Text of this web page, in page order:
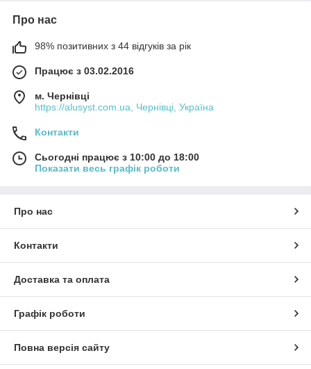
Про нас
98% позитивних з 44 відгуків за рік
Працює з 03.02.2016
м. Чернівці
https://alusyst.com.ua, Чернівці, Україна
Контакти
Сьогодні працює з 10:00 до 18:00
Показати весь графік роботи
Про нас
Контакти
Доставка та оплата
Графік роботи
Повна версія сайту